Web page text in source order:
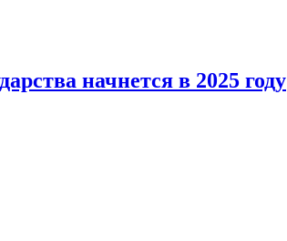
начнется в 2025 году